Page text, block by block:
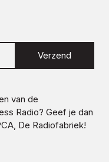
Verzend
van de
Radio? Geef je dan
De Radiofabriek!